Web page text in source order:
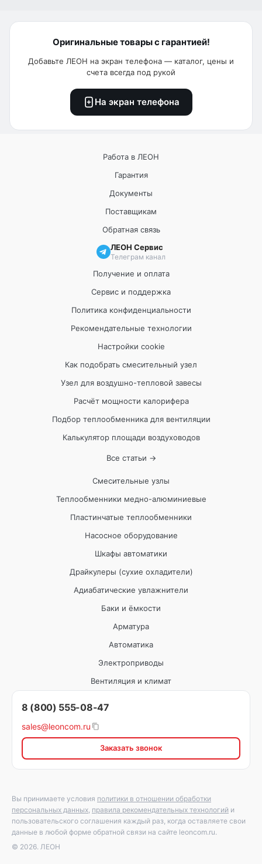
Оригинальные товары с гарантией!
Добавьте ЛЕОН на экран телефона — каталог, цены и
счета всегда под рукой
На экран телефона
Работа в ЛЕОН
Гарантия
Документы
Поставщикам
Обратная связь
ЛЕОН Сервис
Телеграм канал
Получение и оплата
Сервис и поддержка
Политика конфиденциальности
Рекомендательные технологии
Настройки cookie
Как подобрать смесительный узел
Узел для воздушно-тепловой завесы
Расчёт мощности калорифера
Подбор теплообменника для вентиляции
Калькулятор площади воздуховодов
Все статьи →
Смесительные узлы
Теплообменники медно-алюминиевые
Пластинчатые теплообменники
Насосное оборудование
Шкафы автоматики
Драйкулеры (сухие охладители)
Адиабатические увлажнители
Баки и ёмкости
Арматура
Автоматика
Электроприводы
Вентиляция и климат
8 (800) 555-08-47
sales@leoncom.ru
Заказать звонок
Вы принимаете условия политики в отношении обработки
персональных данных правила рекомендательных технологий и
пользовательского соглашения каждый раз, когда оставляете свои
данные в любой форме обратной связи на сайте leoncom.ru.
© 2026. ЛЕОН